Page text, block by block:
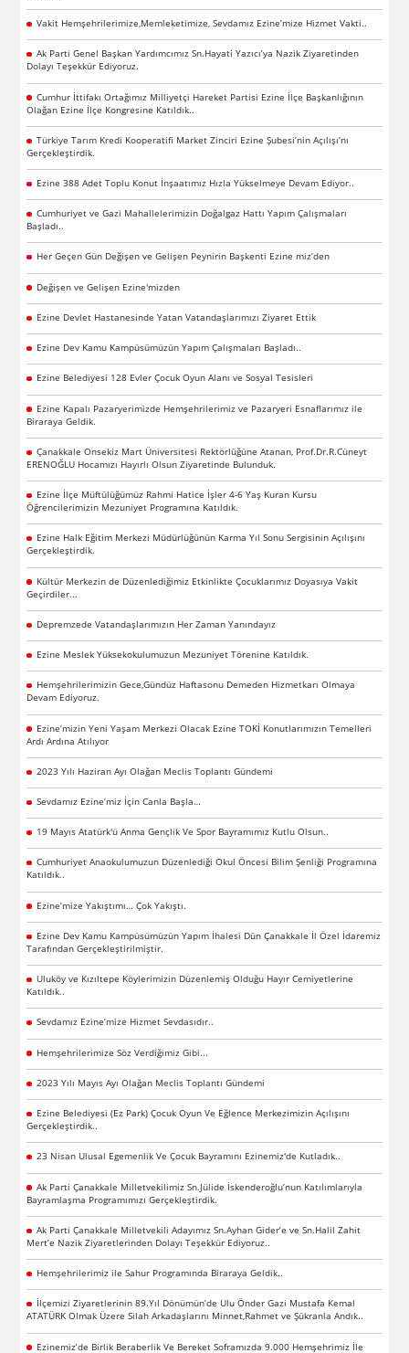
Vakit Hemşehrilerimize,Memleketimize, Sevdamız Ezine’mize Hizmet Vakti..
Ak Parti Genel Başkan Yardımcımız Sn.Hayati Yazıcı’ya Nazik Ziyaretinden
Dolayı Teşekkür Ediyoruz.
Cumhur İttifakı Ortağımız Milliyetçi Hareket Partisi Ezine İlçe Başkanlığının
Olağan Ezine İlçe Kongresine Katıldık..
Türkiye Tarım Kredi Kooperatifi Market Zinciri Ezine Şubesi’nin Açılışı’nı
Gerçekleştirdik.
Ezine 388 Adet Toplu Konut İnşaatımız Hızla Yükselmeye Devam Ediyor..
Cumhuriyet ve Gazi Mahallelerimizin Doğalgaz Hattı Yapım Çalışmaları
Başladı..
Her Geçen Gün Değişen ve Gelişen Peynirin Başkenti Ezine miz’den
Değişen ve Gelişen Ezine'mizden
Ezine Devlet Hastanesinde Yatan Vatandaşlarımızı Ziyaret Ettik
Ezine Dev Kamu Kampüsümüzün Yapım Çalışmaları Başladı..
Ezine Belediyesi 128 Evler Çocuk Oyun Alanı ve Sosyal Tesisleri
Ezine Kapalı Pazaryerimizde Hemşehrilerimiz ve Pazaryeri Esnaflarımız ile
Biraraya Geldik.
Çanakkale Onsekiz Mart Üniversitesi Rektörlüğüne Atanan, Prof.Dr.R.Cüneyt
ERENOĞLU Hocamızı Hayırlı Olsun Ziyaretinde Bulunduk.
Ezine İlçe Müftülüğümüz Rahmi Hatice İşler 4-6 Yaş Kuran Kursu
Öğrencilerimizin Mezuniyet Programına Katıldık.
Ezine Halk Eğitim Merkezi Müdürlüğünün Karma Yıl Sonu Sergisinin Açılışını
Gerçekleştirdik.
Kültür Merkezin de Düzenlediğimiz Etkinlikte Çocuklarımız Doyasıya Vakit
Geçirdiler...
Depremzede Vatandaşlarımızın Her Zaman Yanındayız
Ezine Meslek Yüksekokulumuzun Mezuniyet Törenine Katıldık.
Hemşehrilerimizin Gece,Gündüz Haftasonu Demeden Hizmetkarı Olmaya
Devam Ediyoruz.
Ezine’mizin Yeni Yaşam Merkezi Olacak Ezine TOKİ Konutlarımızın Temelleri
Ardı Ardına Atılıyor
2023 Yılı Haziran Ayı Olağan Meclis Toplantı Gündemi
Sevdamız Ezine’miz İçin Canla Başla…
19 Mayıs Atatürk'ü Anma Gençlik Ve Spor Bayramımız Kutlu Olsun..
Cumhuriyet Anaokulumuzun Düzenlediği Okul Öncesi Bilim Şenliği Programına
Katıldık..
Ezine’mize Yakıştımı… Çok Yakıştı.
Ezine Dev Kamu Kampüsümüzün Yapım İhalesi Dün Çanakkale İl Özel İdaremiz
Tarafından Gerçekleştirilmiştir.
Uluköy ve Kızıltepe Köylerimizin Düzenlemiş Olduğu Hayır Cemiyetlerine
Katıldık..
Sevdamız Ezine’mize Hizmet Sevdasıdır..
Hemşehrilerimize Söz Verdiğimiz Gibi...
2023 Yılı Mayıs Ayı Olağan Meclis Toplantı Gündemi
Ezine Belediyesi (Ez Park) Çocuk Oyun Ve Eğlence Merkezimizin Açılışını
Gerçekleştirdik..
23 Nisan Ulusal Egemenlik Ve Çocuk Bayramını Ezinemiz'de Kutladık..
Ak Parti Çanakkale Milletvekilimiz Sn.Jülide İskenderoğlu’nun Katılımlarıyla
Bayramlaşma Programımızı Gerçekleştirdik.
Ak Parti Çanakkale Milletvekili Adayımız Sn.Ayhan Gider’e ve Sn.Halil Zahit
Mert’e Nazik Ziyaretlerinden Dolayı Teşekkür Ediyoruz..
Hemşehrilerimiz ile Sahur Programında Biraraya Geldik..
İlçemizi Ziyaretlerinin 89.Yıl Dönümün’de Ulu Önder Gazi Mustafa Kemal
ATATÜRK Olmak Üzere Silah Arkadaşlarını Minnet,Rahmet ve Şükranla Andık..
Ezinemiz’de Birlik Beraberlik Ve Bereket Soframızda 9.000 Hemşehrimiz İle